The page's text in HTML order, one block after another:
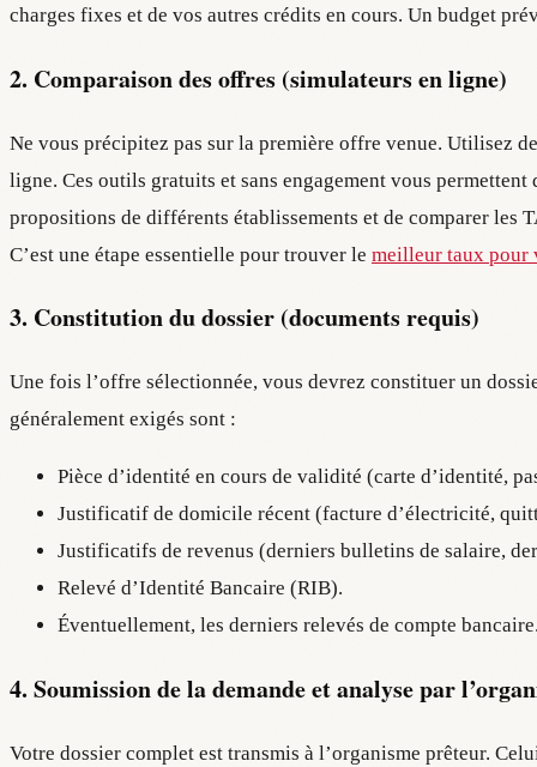
charges fixes et de vos autres crédits en cours. Un budget
2. Comparaison des offres (simulateurs en ligne)
Ne vous précipitez pas sur la première offre venue. Utilisez
ligne. Ces outils gratuits et sans engagement vous
propositions de différents établissements et de comparer les
C’est une étape essentielle pour trouver le meilleur taux pour
3. Constitution du dossier (documents requis)
Une fois l’offre sélectionnée, vous devrez constituer un
généralement exigés sont :
Pièce d’identité en cours de validité (carte d’identité,
Justificatif de domicile récent (facture d’électricité,
Justificatifs de revenus (derniers bulletins de salaire,
Relevé d’Identité Bancaire (RIB).
Éventuellement, les derniers relevés de compte
4. Soumission de la demande et analyse par
Votre dossier complet est transmis à l’organisme prêteur.